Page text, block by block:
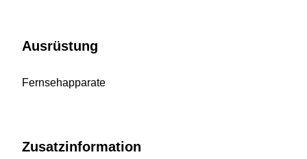
Ausrüstung
Fernsehapparate
Zusatzinformation